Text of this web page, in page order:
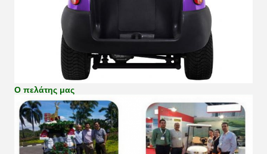
Ο πελάτης μας